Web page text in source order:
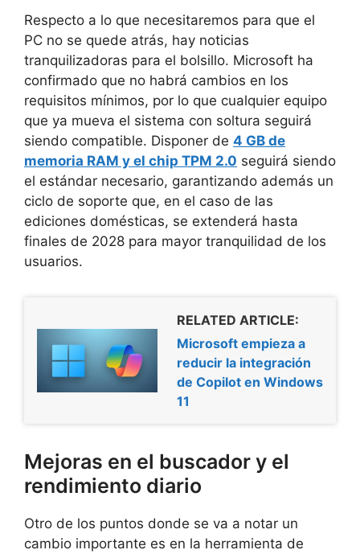
Respecto a lo que necesitaremos para que el
PC no se quede atrás, hay noticias
tranquilizadoras para el bolsillo. Microsoft ha
confirmado que no habrá cambios en los
requisitos mínimos, por lo que cualquier equipo
que ya mueva el sistema con soltura seguirá
siendo compatible. Disponer de 4 GB de
memoria RAM y el chip TPM 2.0 seguirá siendo
el estándar necesario, garantizando además un
ciclo de soporte que, en el caso de las
ediciones domésticas, se extenderá hasta
finales de 2028 para mayor tranquilidad de los
usuarios.
RELATED ARTICLE:
Microsoft empieza a
reducir la integración
de Copilot en Windows
11
Mejoras en el buscador y el
rendimiento diario
Otro de los puntos donde se va a notar un
cambio importante es en la herramienta de